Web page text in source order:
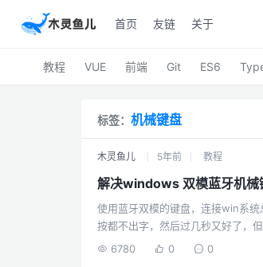
首页 友链 关于
教程 VUE 前端 Git ES6
标签： 机械键盘
木灵鱼儿 5年前 教程
解决windows 双模蓝牙机械
使用蓝牙双模的键盘，连接win系
按都不出字，然后过几秒又好了，
眠导致的。解决办法如下：桌
6780 0 0